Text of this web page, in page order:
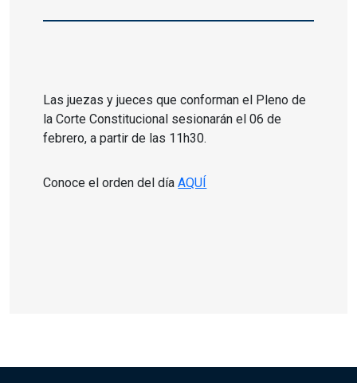
Las juezas y jueces que conforman el Pleno de
la Corte Constitucional sesionarán el 06 de
febrero, a partir de las 11h30.
Conoce el orden del díaAQUÍ